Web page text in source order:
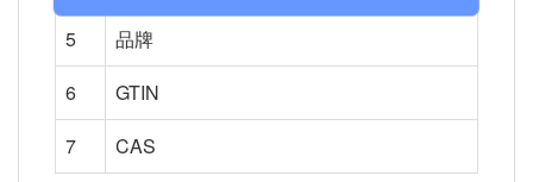
5
品牌
6
GTIN
7
CAS